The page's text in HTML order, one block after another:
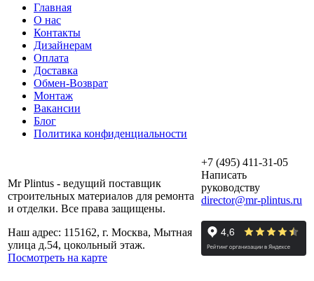
Главная
О нас
Контакты
Дизайнерам
Оплата
Доставка
Обмен-Возврат
Монтаж
Вакансии
Блог
Политика конфиденциальности
Mr Plintus - ведущий поставщик
строительных материалов для ремонта
и отделки. Все права защищены.
Наш адрес: 115162, г. Москва, Мытная
улица д.54, цокольный этаж.
Посмотреть на карте
+7 (495) 411-31-05
Написать
руководству
director@mr-plintus.ru